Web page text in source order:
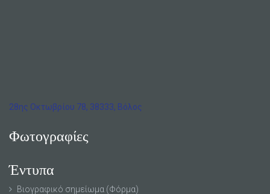
28ης Οκτωβρίου 78, 38333, Βόλος
Φωτογραφίες
Έντυπα
Βιογραφικό σημείωμα (Φόρμα)